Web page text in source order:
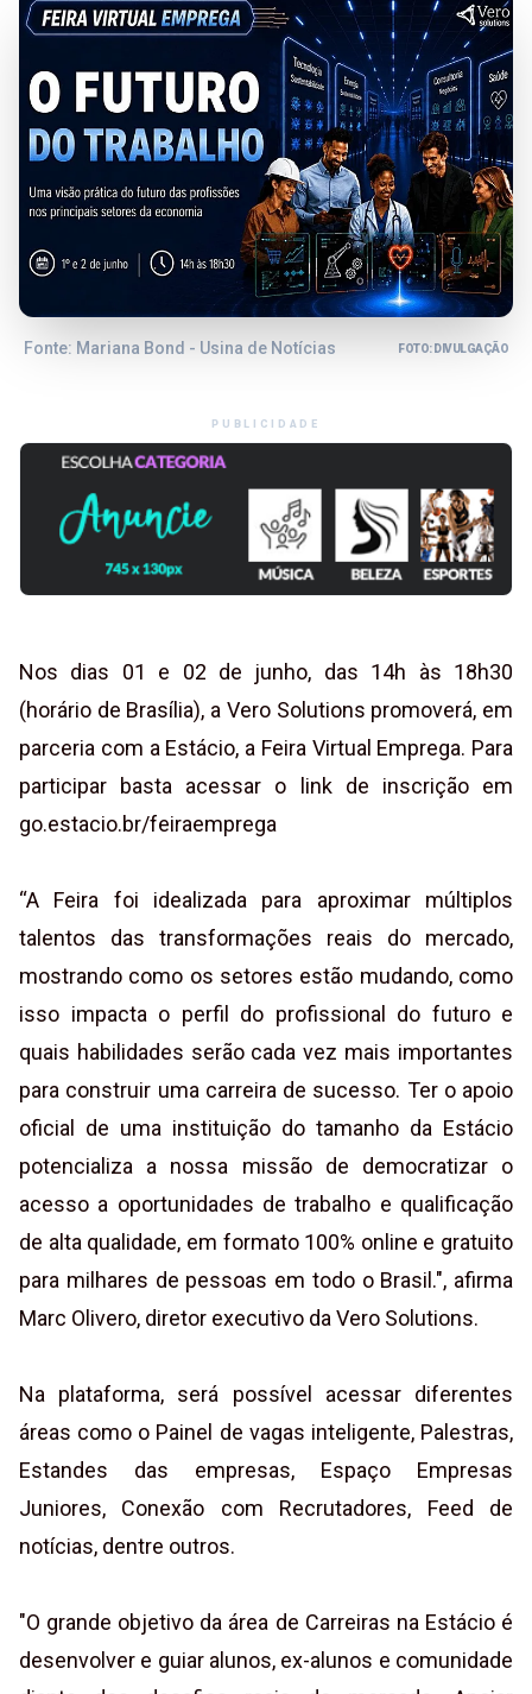
Fonte: Mariana Bond - Usina de Notícias FOTO: DIVULGAÇÃO
PUBLICIDADE
Nos dias 01 e 02 de junho, das 14h às 18h30
(horário de Brasília), a Vero Solutions promoverá, em
parceria com a Estácio, a Feira Virtual Emprega. Para
participar basta acessar o link de inscrição em
go.estacio.br/feiraemprega
“A Feira foi idealizada para aproximar múltiplos
talentos das transformações reais do mercado,
mostrando como os setores estão mudando, como
isso impacta o perfil do profissional do futuro e
quais habilidades serão cada vez mais importantes
para construir uma carreira de sucesso. Ter o apoio
oficial de uma instituição do tamanho da Estácio
potencializa a nossa missão de democratizar o
acesso a oportunidades de trabalho e qualificação
de alta qualidade, em formato 100% online e gratuito
para milhares de pessoas em todo o Brasil.", afirma
Marc Olivero, diretor executivo da Vero Solutions.
Na plataforma, será possível acessar diferentes
áreas como o Painel de vagas inteligente, Palestras,
Estandes das empresas, Espaço Empresas
Juniores, Conexão com Recrutadores, Feed de
notícias, dentre outros.
"O grande objetivo da área de Carreiras na Estácio é
desenvolver e guiar alunos, ex-alunos e comunidade